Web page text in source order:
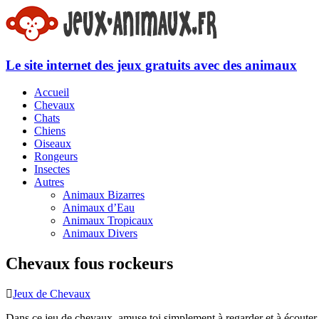
Le site internet des jeux gratuits avec des animaux
Accueil
Chevaux
Chats
Chiens
Oiseaux
Rongeurs
Insectes
Autres
Animaux Bizarres
Animaux d’Eau
Animaux Tropicaux
Animaux Divers
Chevaux fous rockeurs
Jeux de Chevaux